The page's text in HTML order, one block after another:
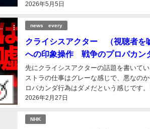
2026年5月5日
news every
クライシスアクター （視聴者
への印象操作 戦争のプロパカン
2026年2月27日
先にクライシスアクターの話題を書いて
ストラの仕事はグレーな感じで、悪なの
ロパカンダ行為はダメだという感じです
書く感じにしている事から外れるので書
NHK